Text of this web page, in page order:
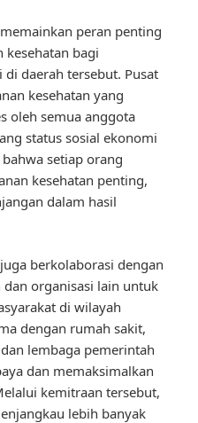
peran penting
kesehatan bagi
daerah tersebut. Pusat
kesehatan yang
oleh semua anggota
status sosial ekonomi
setiap orang
kesehatan penting,
dalam hasil
berkolaborasi dengan
dan organisasi lain untuk
di wilayah
dengan rumah sakit,
lembaga pemerintah
dan memaksimalkan
kemitraan tersebut,
lebih banyak